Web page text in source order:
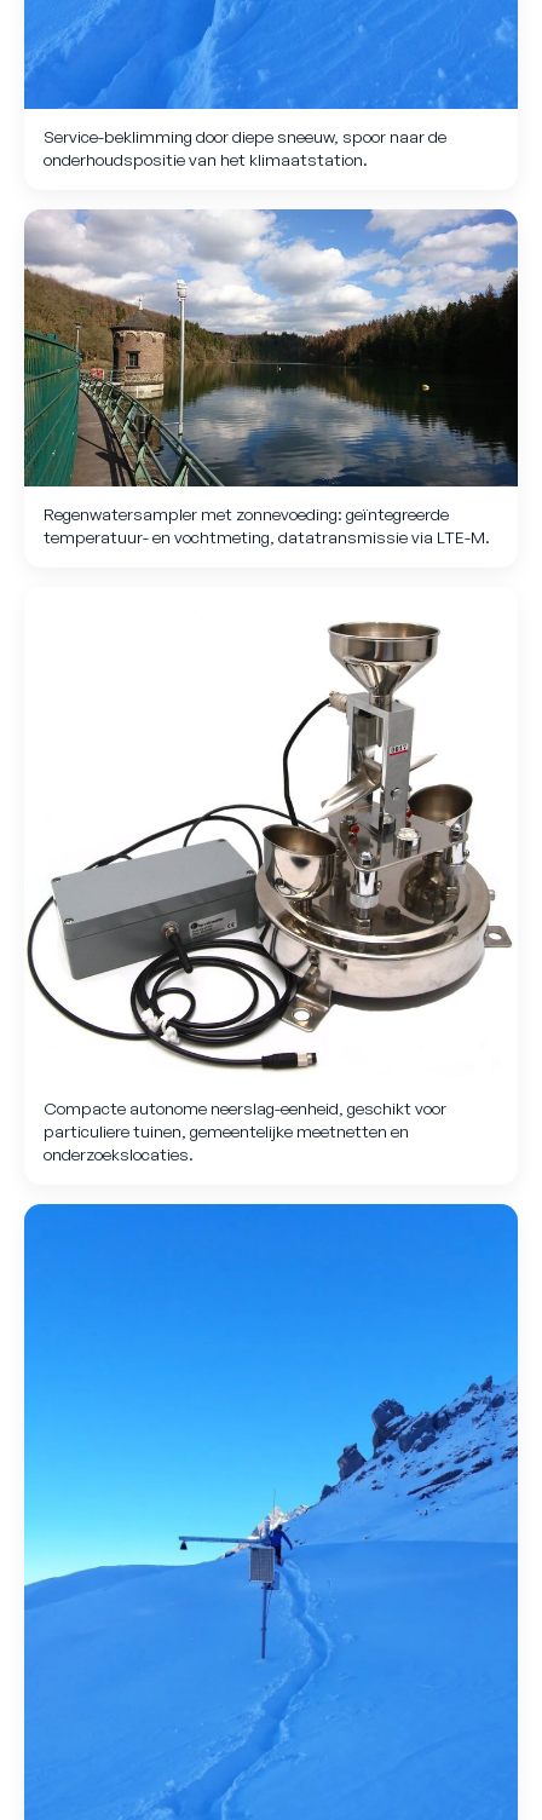
Service-beklimming door diepe sneeuw, spoor naar de
onderhoudspositie van het klimaatstation.
Regenwatersampler met zonnevoeding: geïntegreerde
temperatuur- en vochtmeting, datatransmissie via LTE-M.
Compacte autonome neerslag-eenheid, geschikt voor
particuliere tuinen, gemeentelijke meetnetten en
onderzoekslocaties.